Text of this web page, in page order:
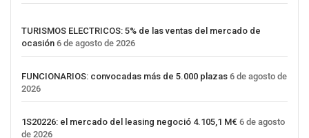
TURISMOS ELECTRICOS: 5% de las ventas del mercado de
ocasión 6 de agosto de 2026
FUNCIONARIOS: convocadas más de 5.000 plazas 6 de agosto de
2026
1S20226: el mercado del leasing negoció 4.105,1 M€ 6 de agosto
de 2026